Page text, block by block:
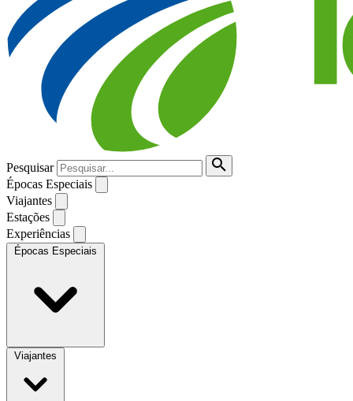
Pesquisar
Épocas Especiais
Viajantes
Estações
Experiências
Épocas Especiais
Viajantes